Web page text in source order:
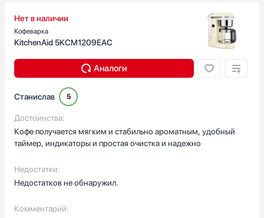
Нет в наличии
Кофеварка
KitchenAid 5KCM1209EAC
Аналоги
Станислав 5
Достоинства:
Кофе получается мягким и стабильно ароматным, удобный
таймер, индикаторы и простая очистка и надежно
Недостатки:
Недостатков не обнаружил.
Комментарий: